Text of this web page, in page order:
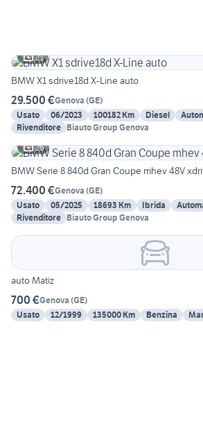
21
BMW X1 sdrive18d X-Line auto
29.500 €Genova (GE)
Usato
06/2023 100182 Km Diesel
Rivenditore Biauto Group Genova
26
BMW Serie 8 840d Gran Coupe mhev 48V
72.400 €Genova (GE)
Usato
05/2025 18693 Km Ibrida
Rivenditore Biauto Group Genova
auto Matiz
700 €Genova (GE)
Usato
12/1999 135000 Km Benzina